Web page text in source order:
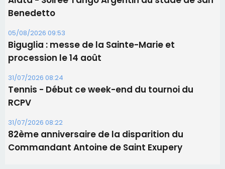
31/07/2026 08:22
82ème anniversaire de la disparition du
Commandant Antoine de Saint Exupery
Les plus lus
Satine Nomary est la nouvelle Miss Corse 2026
d'un spectacle qui ne reviendra pas avant 2081
Éclipse du 12 août : Où s'installer en Corse pour
profiter pleinement du spectacle ?